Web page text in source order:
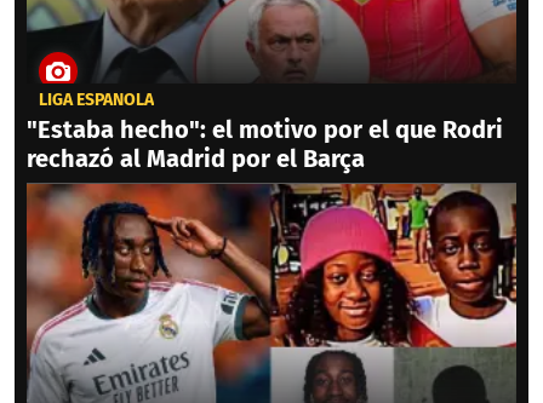
LIGA ESPAÑOLA
"Estaba hecho": el motivo por el que Rodri
rechazó al Madrid por el Barça